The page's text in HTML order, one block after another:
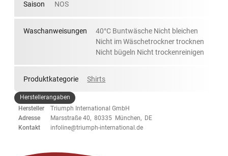
Saison NOS
Waschanweisungen
40°C Buntwäsche Nicht bleichen
Nicht im Wäschetrockner trocknen
Nicht bügeln Nicht trockenreinigen
Produktkategorie Shirts
Herstellerangaben
Hersteller
Triumph International GmbH
Adresse
Marsstraße 40, 80335 München, DE
Kontakt
infoline@triumph-international.de